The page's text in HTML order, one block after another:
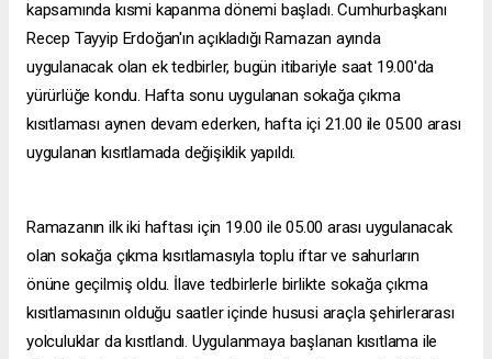
kapsamında kısmi kapanma dönemi başladı. Cumhurbaşkanı
Recep Tayyip Erdoğan'ın açıkladığı Ramazan ayında
uygulanacak olan ek tedbirler, bugün itibariyle saat 19.00'da
yürürlüğe kondu. Hafta sonu uygulanan sokağa çıkma
kısıtlaması aynen devam ederken, hafta içi 21.00 ile 05.00 arası
uygulanan kısıtlamada değişiklik yapıldı.
Ramazanın ilk iki haftası için 19.00 ile 05.00 arası uygulanacak
olan sokağa çıkma kısıtlamasıyla toplu iftar ve sahurların
önüne geçilmiş oldu. İlave tedbirlerle birlikte sokağa çıkma
kısıtlamasının olduğu saatler içinde hususi araçla şehirlerarası
yolculuklar da kısıtlandı. Uygulanmaya başlanan kısıtlama ile